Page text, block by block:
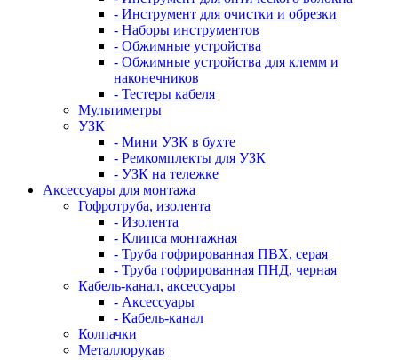
- Инструмент для очистки и обрезки
- Наборы инструментов
- Обжимные устройства
- Обжимные устройства для клемм и
наконечников
- Тестеры кабеля
Мультиметры
УЗК
- Мини УЗК в бухте
- Ремкомплекты для УЗК
- УЗК на тележке
Аксессуары для монтажа
Гофротруба, изолента
- Изолента
- Клипса монтажная
- Труба гофрированная ПВХ, серая
- Труба гофрированная ПНД, черная
Кабель-канал, аксессуары
- Аксессуары
- Кабель-канал
Колпачки
Металлорукав